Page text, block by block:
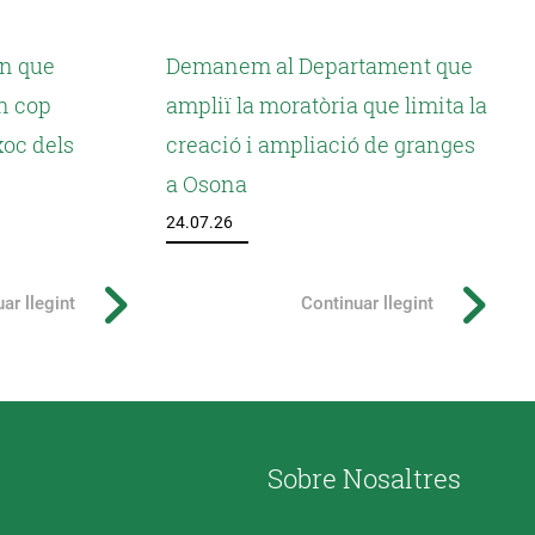
que
cop
dels
llegint
Demanem al Departament que
ampliï la moratòria que limita la
creació i ampliació de granges
a Osona
24.07.26
Continuar llegint
Sobre Nosaltres